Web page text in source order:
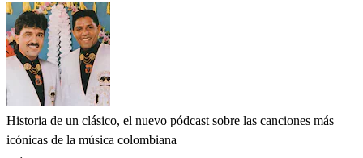
Historia de un clásico, el nuevo pódcast sobre las canciones más
icónicas de la música colombiana